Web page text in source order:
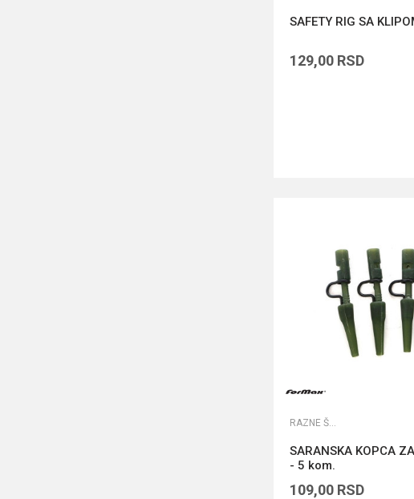
SAFETY RIG SA
129,00 RSD
RAZNE ŠARANSKE SITNICE
SARANSKA KOPCA
- 5 kom.
109,00 RSD